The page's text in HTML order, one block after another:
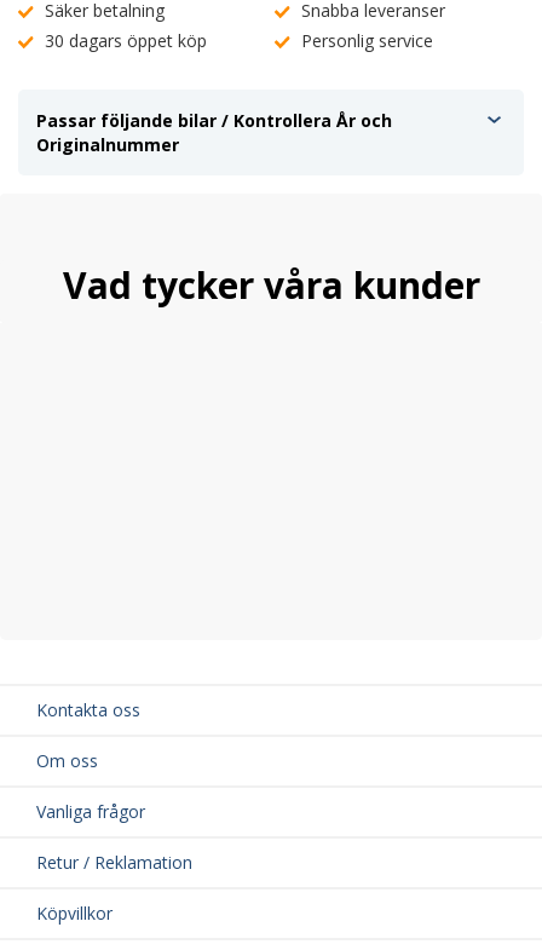
Säker betalning
Snabba leveranser
30 dagars öppet köp
Personlig service
Passar följande bilar / Kontrollera År och
Originalnummer
Vad tycker våra kunder
Kontakta oss
Om oss
Vanliga frågor
Retur / Reklamation
Köpvillkor